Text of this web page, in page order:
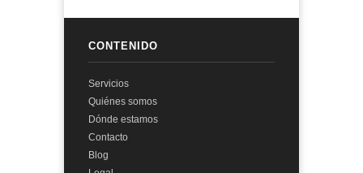
CONTENIDO
Servicios
Quiénes somos
Dónde estamos
Contacto
Blog